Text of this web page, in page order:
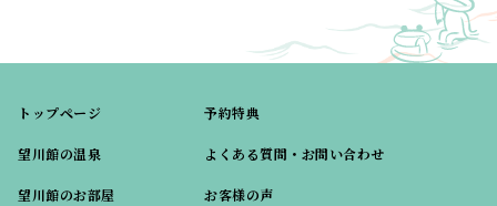
トップページ
望川館の温泉
望川館のお部屋
予約特典
よくある質問・お問い合わせ
お客様の声